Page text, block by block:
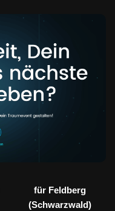
für Feldberg
(Schwarzwald)